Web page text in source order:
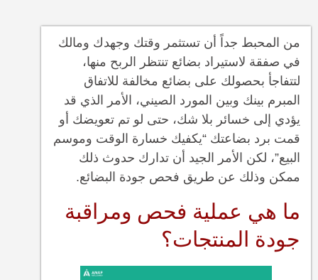
من المحبط جداً أن تستثمر وقتك وجهدك ومالك
في صفقة لاستيراد بضائع تنتظر الربح منها،
لتتفاجأ بحصولك على بضائع مخالفة للاتفاق
المبرم بينك وبين المورد الصيني، الأمر الذي قد
يؤدي إلى خسائر بلا شك، حتى لو تم تعويضك أو
قمت برد بضاعتك “يكفيك خسارة الوقت وموسم
البيع”، لكن الأمر الجيد أن تدارك حدوث ذلك
ممكن وذلك عن طريق فحص جودة البضائع.
ما هي عملية فحص ومراقبة
جودة المنتجات؟